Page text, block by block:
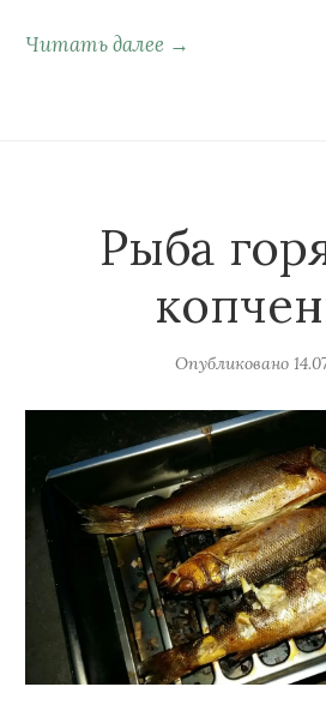
Читать далее →
Рыба
Опубликовано